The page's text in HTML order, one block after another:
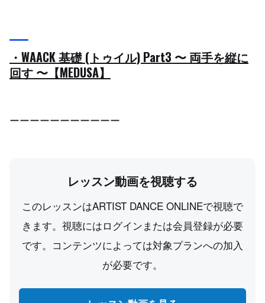
・WAACK 基礎 (トゥイル) Part3 〜 両手を縦に
回す 〜【MEDUSA】
ーーーーーーーーーーー
レッスン動画を視聴する
このレッスンはARTIST DANCE ONLINEで視聴で
きます。視聴にはログインまたは会員登録が必要
です。コンテンツによっては対象プランへの加入
が必要です。